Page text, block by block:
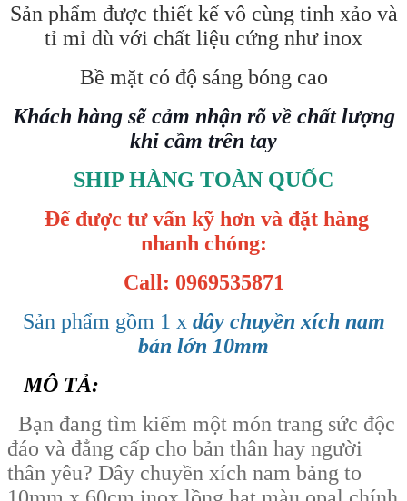
Sản phẩm được thiết kế vô cùng tinh xảo và
tỉ mỉ dù với chất liệu cứng như inox
Bề mặt có độ sáng bóng cao
Khách hàng sẽ cảm nhận rõ về chất lượng
khi cầm trên tay
SHIP HÀNG TOÀN QUỐC
Để được tư vấn kỹ hơn và đặt hàng
nhanh chóng:
Call: 0969535871
Sản phẩm gồm 1 x dây chuyền xích nam
bản lớn 10mm
MÔ TẢ:
Bạn đang tìm kiếm một món trang sức độc
đáo và đẳng cấp cho bản thân hay người
thân yêu? Dây chuyền xích nam bảng to